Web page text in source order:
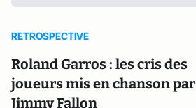
RETROSPECTIVE
Roland Garros : les cris des
joueurs mis en chanson par
Jimmy Fallon